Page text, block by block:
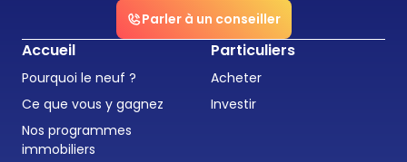
Parler à un conseiller
Accueil
Pourquoi le neuf ?
Ce que vous y gagnez
Nos programmes
immobiliers
Particuliers
Acheter
Investir